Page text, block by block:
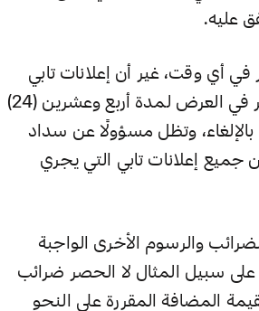
عليه.
في أي وقت، غير أن إعلانات تابي
الخاصة بك قد تستمر في العرض لمدة أربع وعشرين (24)
وتظل مسؤولًا عن سداد
جميع إعلانات تابي التي يجري
والرسوم الأخرى الواجبة
على سبيل المثال لا الحصر ضرائب
المضافة المقررة على النحو